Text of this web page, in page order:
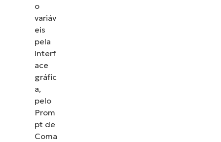
o
variáv
eis
pela
interf
ace
gráfic
a,
pelo
Prom
pt de
Coma